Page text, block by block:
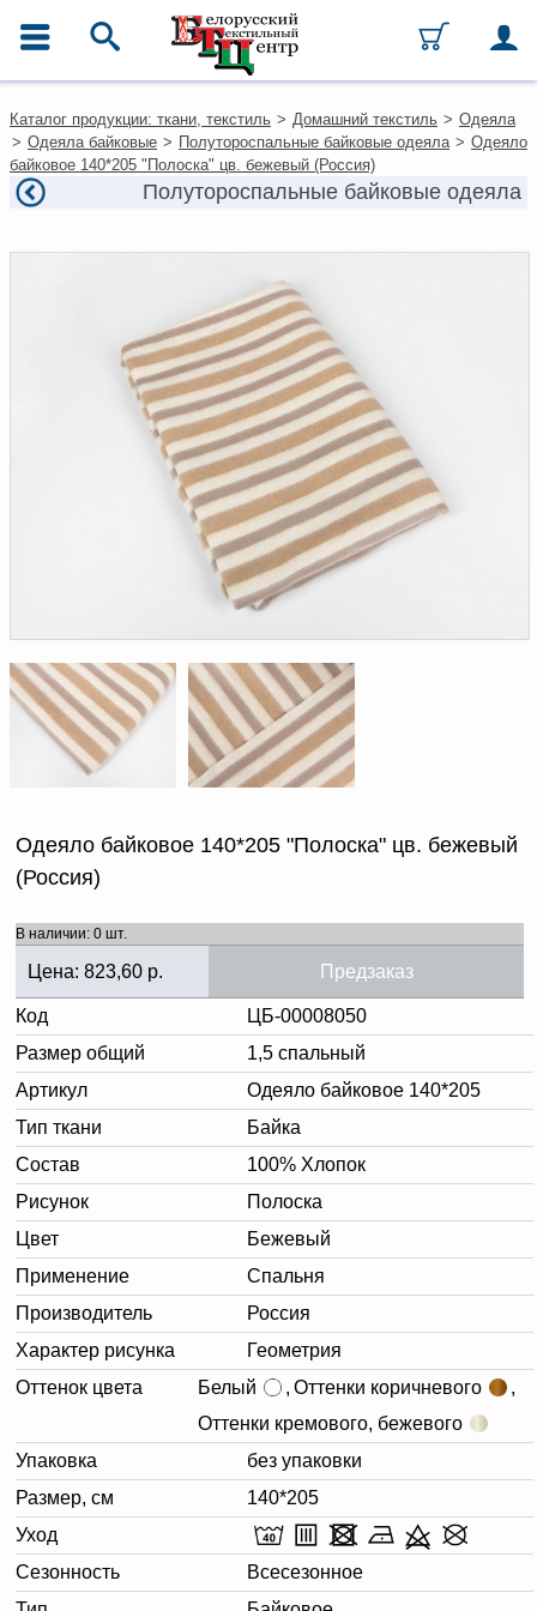
Каталог
Ткани
Домашний текстиль
Одежда
Текстиль для ресторанов и
Текстильная галантерея и
Условия работы
Оплата и доставка
Как оформить заказ
Письмо руководителю
Вопросы и ответы
Новости | Статьи
Каталог продукции: ткани, текстиль > Домашний текстиль > Одеяла
> Одеяла байковые > Полутороспальные байковые одеяла > Одеяло
байковое 140*205 "Полоска" цв. бежевый (Россия)
Полутороспальные байковые одеяла
Одеяло байковое 140*205 "Полоска" цв. бежевый
(Россия)
В наличии: 0 шт.
Цена: 823,60 р. Предзаказ
Код
ЦБ-00008050
Размер общий
1,5 спальный
Артикул
Одеяло байковое 140*205
Тип ткани
Байка
Состав
100% Хлопок
Рисунок
Полоска
Цвет
Бежевый
Применение
Спальня
Производитель
Россия
Характер рисунка
Геометрия
Оттенок цвета
Белый , Оттенки коричневого
,
Оттенки кремового, бежевого
Упаковка
без упаковки
Размер, см
140*205
Уход
Сезонность
Всесезонное